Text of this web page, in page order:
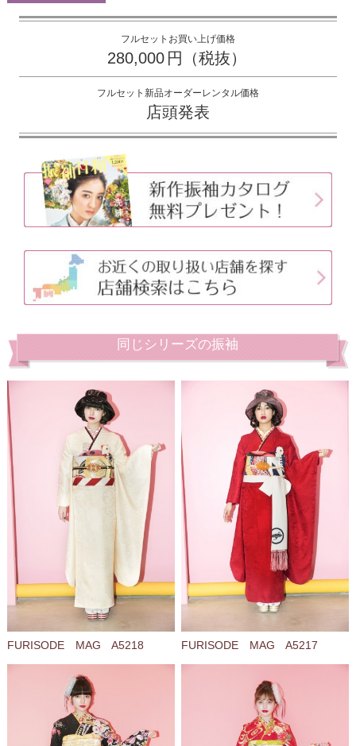
フルセットお買い上げ価格
280,000 円（税抜）
フルセット新品オーダーレンタル価格
店頭発表
同じシリーズの振袖
FURISODE MAG A5218 FURISODE MAG A5217